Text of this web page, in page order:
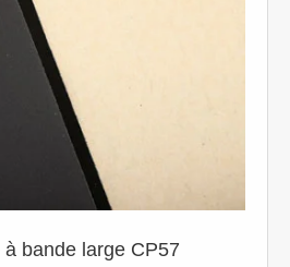
à bande large CP57